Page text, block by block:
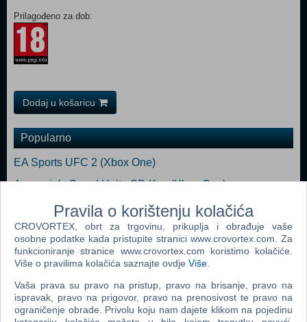
Prilagođeno za dob:
Dodaj u košaricu
Popularno
EA Sports UFC 2 (Xbox One)
Assassin's Creed Unity CD Key (Xbox One)
Grand Theft Auto V (Xbox One)
Watch Dogs (N) (Xbox One)
Star Wars Battlefront (Xbox One)
WWE 2K15 (Xbox One)
Pravila o korištenju kolačića
CROVORTEX, obrt za trgovinu, prikuplja i obrađuje vaše
osobne podatke kada pristupite stranici www.crovortex.com. Za
funkcioniranje stranice www.crovortex.com koristimo kolačiće.
Više o pravilima kolačića saznajte ovdje Više
Vaša prava su pravo na pristup, pravo na brisanje, pravo na
ispravak, pravo na prigovor, pravo na prenosivost te pravo na
ograničenje obrade. Privolu koju nam dajete klikom na pojedinu